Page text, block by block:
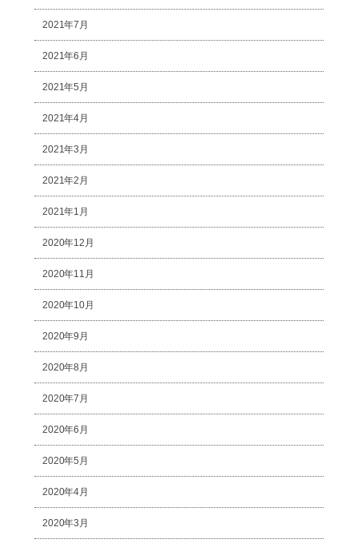
2021年7月
2021年6月
2021年5月
2021年4月
2021年3月
2021年2月
2021年1月
2020年12月
2020年11月
2020年10月
2020年9月
2020年8月
2020年7月
2020年6月
2020年5月
2020年4月
2020年3月